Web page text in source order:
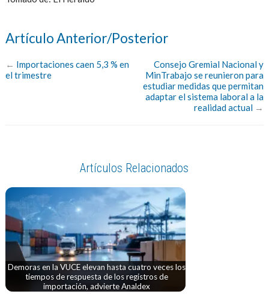
Artículo Anterior/Posterior
← Importaciones caen 5,3 % en
el trimestre
Consejo Gremial Nacional y
MinTrabajo se reunieron para
estudiar medidas que permitan
adaptar el sistema laboral a la
realidad actual →
Artículos Relacionados
Demoras en la VUCE elevan hasta cuatro veces los
tiempos de respuesta de los registros de
importación, advierte Analdex